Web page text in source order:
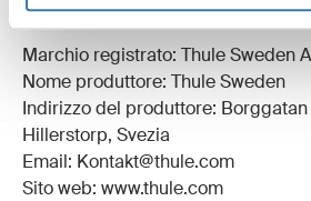
Informazioni sulla
Marchio registrato: Thule Sweden
Nome produttore: Thule Sweden
Indirizzo del produttore: Borggatan
Hillerstorp, Svezia
Email: Kontakt@thule.com
Sito web: www.thule.com